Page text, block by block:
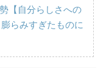
【自分らしさへの
らみすぎたものに